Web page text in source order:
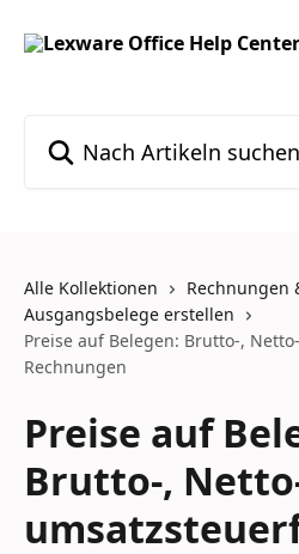
Alle Kollektionen
Rechnungen
Ausgangsbelege erstellen
Preise auf Belegen: Brutto-,
Rechnungen
Preise auf
Brutto-,